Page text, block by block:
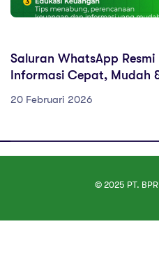
Saluran WhatsApp Resmi
Informasi Cepat, Mudah
20 Februari 2026
© 2025 PT.